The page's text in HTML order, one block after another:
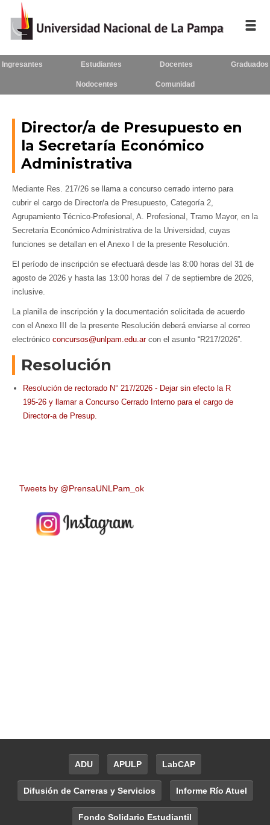
La UNLPam
Consejo Superior
Rectorado / Secretarías
Facultades
Contacto
Ingresantes Estudiantes Docentes Graduados
Nodocentes Comunidad
Director/a de Presupuesto en
la Secretaría Económico
Administrativa
Mediante Res. 217/26 se llama a concurso cerrado interno para
cubrir el cargo de Director/a de Presupuesto, Categoría 2,
Agrupamiento Técnico-Profesional, A. Profesional, Tramo Mayor, en la
Secretaría Económico Administrativa de la Universidad, cuyas
funciones se detallan en el Anexo I de la presente Resolución.
El período de inscripción se efectuará desde las 8:00 horas del 31 de
agosto de 2026 y hasta las 13:00 horas del 7 de septiembre de 2026,
inclusive.
La planilla de inscripción y la documentación solicitada de acuerdo
con el Anexo III de la presente Resolución deberá enviarse al correo
electrónico concursos@unlpam.edu.arcon el asunto “R217/2026”.
Resolución
Resolución de rectorado N° 217/2026 - Dejar sin efecto la R
195-26 y llamar a Concurso Cerrado Interno para el cargo de
Director-a de Presup.
Tweets by @PrensaUNLPam_ok
ADU APULP LabCAP
Difusión de Carreras y Servicios Informe Río Atuel
Fondo Solidario Estudiantil